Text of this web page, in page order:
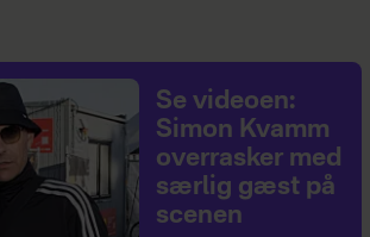
Se videoen:
Simon Kvamm
overrasker med
særlig gæst på
scenen